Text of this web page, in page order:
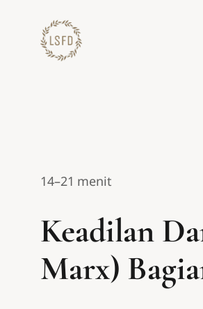
konten
14–21 menit
Keadilan
Marx)